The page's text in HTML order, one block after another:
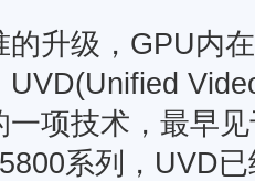
级，GPU内在
UVD(Unified
一项技术，最早
系列，UVD